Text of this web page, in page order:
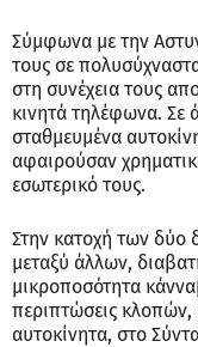
Σύμφωνα με την
τους σε
στη συνέχεια τους
κινητά τηλέφωνα. Σε
σταθμευμένα
αφαιρούσαν
εσωτερικό τους.
Στην κατοχή των δύο
μεταξύ άλλων,
μικροποσότητα
περιπτώσεις κλοπών,
αυτοκίνητα, στο